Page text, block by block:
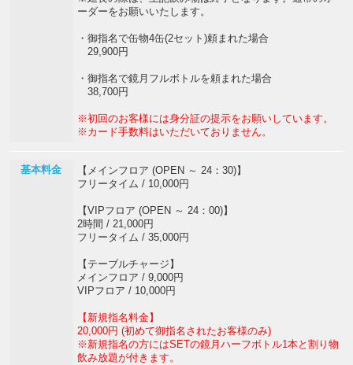
ーダーをお願いいたします。
・御指名で缶物4缶(2セット)頼まれた場合
29,900円
・御指名で鏡月フルボトルを頼まれた場合
38,700円
※初回のお客様には身分証の提示をお願いしています。
※カード手数料はいただいておりません。
基本料金
【メインフロア (OPEN ～ 24：30)】
フリータイム / 10,000円
【VIPフロア (OPEN ～ 24：00)】
2時間 / 21,000円
フリータイム / 35,000円
【テーブルチャージ】
メインフロア / 9,000円
VIPフロア / 10,000円
【新規指名料金】
20,000円 (初めて御指名されたお客様のみ)
※新規指名の方にはSETの鏡月ハーフボトル1本と割り物
飲み放題が付きます。